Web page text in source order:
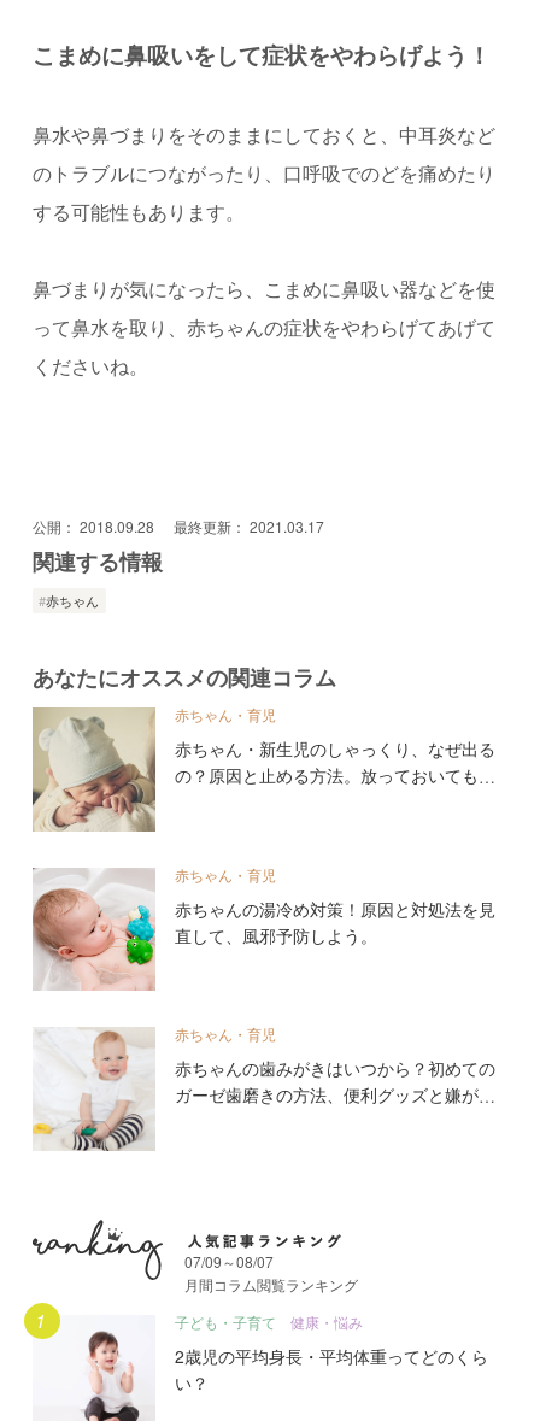
こまめに鼻吸いをして症状をやわらげよう！
鼻水や鼻づまりをそのままにしておくと、中耳炎など
のトラブルにつながったり、口呼吸でのどを痛めたり
する可能性もあります。
鼻づまりが気になったら、こまめに鼻吸い器などを使
って鼻水を取り、赤ちゃんの症状をやわらげてあげて
くださいね。
公開： 2018.09.28 最終更新： 2021.03.17
関連する情報
赤ちゃん
あなたにオススメの関連コラム
赤ちゃん・育児
赤ちゃん・新生児のしゃっくり、なぜ出る
の？原因と止める方法。放っておいても大
赤ちゃん・育児
赤ちゃんの湯冷め対策！原因と対処法を見
直して、風邪予防しよう。
赤ちゃん・育児
赤ちゃんの歯みがきはいつから？初めての
ガーゼ歯磨きの方法、便利グッズと嫌がる
月間人気記事ランキング
07/09～08/07
月間コラム閲覧ランキング
子ども・子育て
健康・悩み
2歳児の平均身長・平均体重ってどのくら
い？